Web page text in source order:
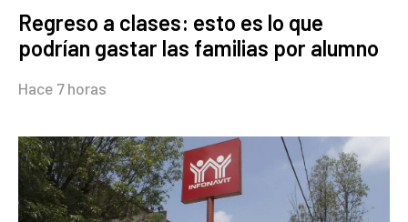
Regreso a clases: esto es lo que
podrían gastar las familias por alumno
Hace 7 horas